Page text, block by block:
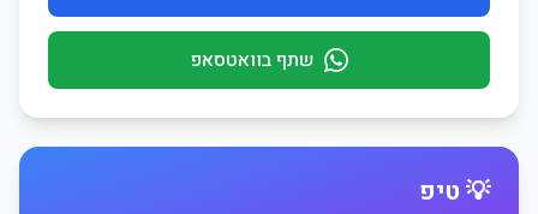
שתף בוואטסאפ
💡 טיפ